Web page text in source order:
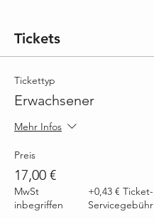
Tickets
Tickettyp
Erwachsener
Mehr Infos
Preis
17,00 €
MwSt
inbegriffen
+0,43 € Ticket-
Servicegebühr